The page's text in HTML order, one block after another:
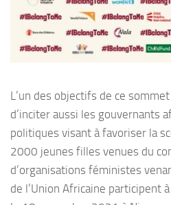
L’un des objectifs de ce
d’inciter aussi les gouvernants
politiques visant à favoriser la
2000 jeunes filles venues du
d’organisations féministes
de l’Union Africaine participent